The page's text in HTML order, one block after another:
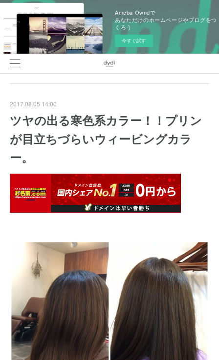
Ameba Owndで
あなただけのホームページやブログをつ
くろう
今すぐ試す
2017.08.05 14:00
ツヤの出る寒色系カラー！！プリン
が目立ちづらいウィービングカラ
ー。